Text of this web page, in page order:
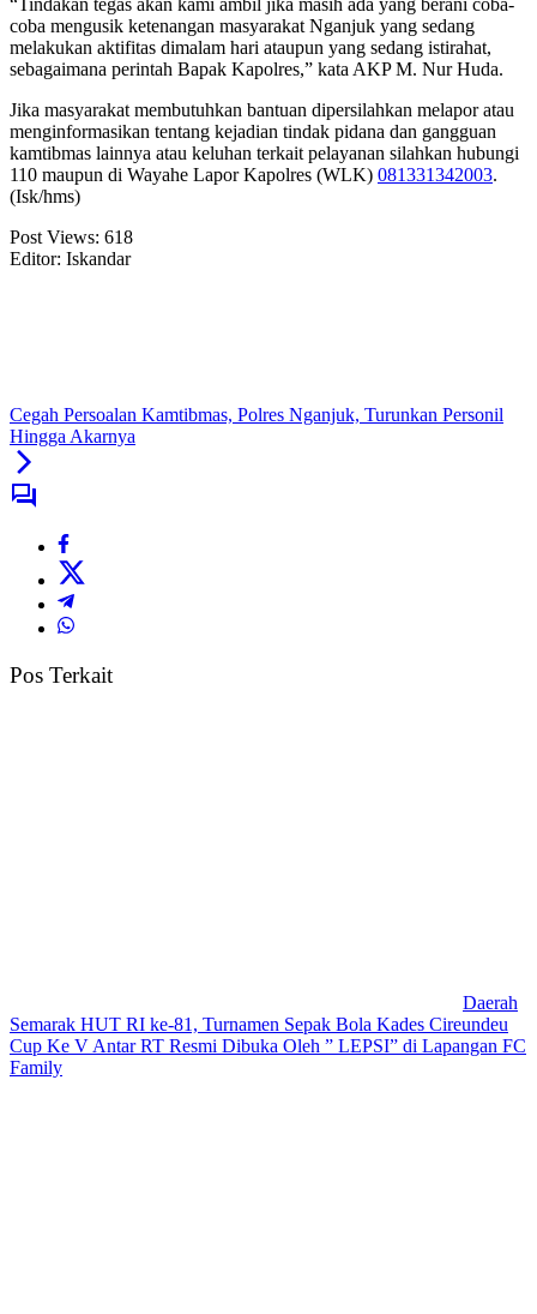
“Tindakan tegas akan kami ambil jika masih ada yang berani coba-
coba mengusik ketenangan masyarakat Nganjuk yang sedang
melakukan aktifitas dimalam hari ataupun yang sedang istirahat,
sebagaimana perintah Bapak Kapolres,” kata AKP M. Nur Huda.
Jika masyarakat membutuhkan bantuan dipersilahkan melapor atau
menginformasikan tentang kejadian tindak pidana dan gangguan
kamtibmas lainnya atau keluhan terkait pelayanan silahkan hubungi
110 maupun di Wayahe Lapor Kapolres (WLK) 081331342003.
(Isk/hms)
Post Views: 618
Editor: Iskandar
Cegah Persoalan Kamtibmas, Polres Nganjuk, Turunkan Personil
Hingga Akarnya
Pos Terkait
Daerah
Semarak HUT RI ke-81, Turnamen Sepak Bola Kades Cireundeu
Cup Ke V Antar RT Resmi Dibuka Oleh ” LEPSI” di Lapangan FC
Family